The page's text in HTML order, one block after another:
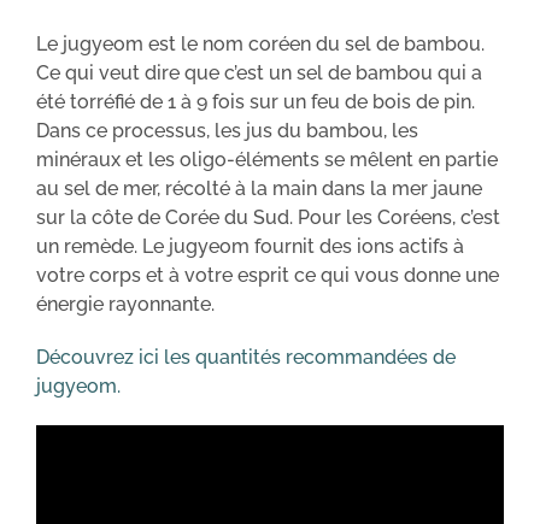
Le jugyeom est le nom coréen du sel de bambou.
Ce qui veut dire que c’est un sel de bambou qui a
été torréfié de 1 à 9 fois sur un feu de bois de pin.
Dans ce processus, les jus du bambou, les
minéraux et les oligo-éléments se mêlent en partie
au sel de mer, récolté à la main dans la mer jaune
sur la côte de Corée du Sud. Pour les Coréens, c’est
un remède. Le jugyeom fournit des ions actifs à
votre corps et à votre esprit ce qui vous donne une
énergie rayonnante.
Découvrez ici les quantités recommandées de
jugyeom.